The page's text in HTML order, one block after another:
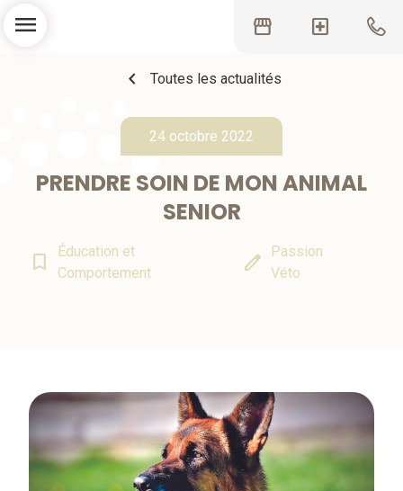
storefront local_hospital
menu
chevron_left Toutes les actualités
24 octobre 2022
PRENDRE SOIN DE MON ANIMAL
SENIOR
bookmark_border
Éducation et
Comportement
edit
Passion
Véto